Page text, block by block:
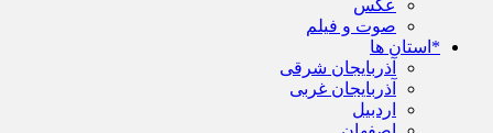
عکس
صوت و فیلم
*استان ها
آذربایجان شرقی
آذربایجان غربی
اردبیل